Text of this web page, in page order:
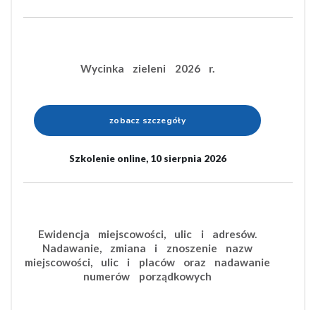
Wycinka zieleni 2026 r.
zobacz szczegóły
Szkolenie online, 10 sierpnia 2026
Ewidencja miejscowości, ulic i adresów.
Nadawanie, zmiana i znoszenie nazw
miejscowości, ulic i placów oraz nadawanie
numerów porządkowych